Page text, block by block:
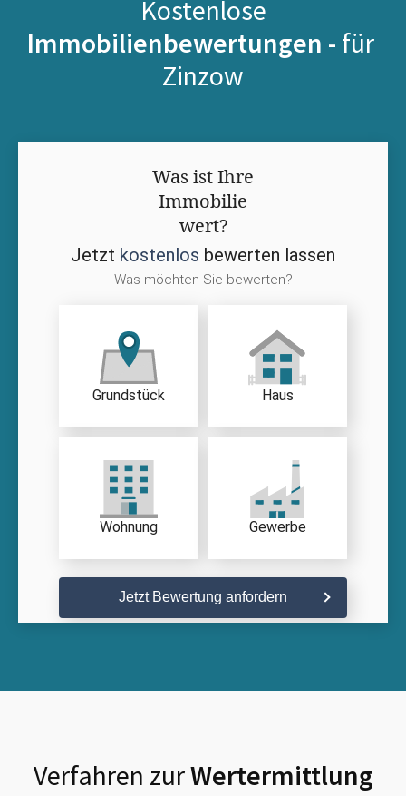
Kostenlose
Immobilienbewertungen - für
Zinzow
Was ist Ihre
Immobilie
wert?
Jetzt kostenlos bewerten lassen
Was möchten Sie bewerten?
Grundstück Haus
Wohnung Gewerbe
Jetzt Bewertung anfordern
Verfahren zurWertermittlung